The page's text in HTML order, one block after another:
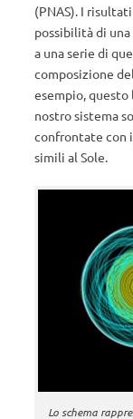
(PNAS). I
possibilità di
a una serie di
composizione
esempio,
nostro sistema
confrontate con
simili al Sole.
Lo schema